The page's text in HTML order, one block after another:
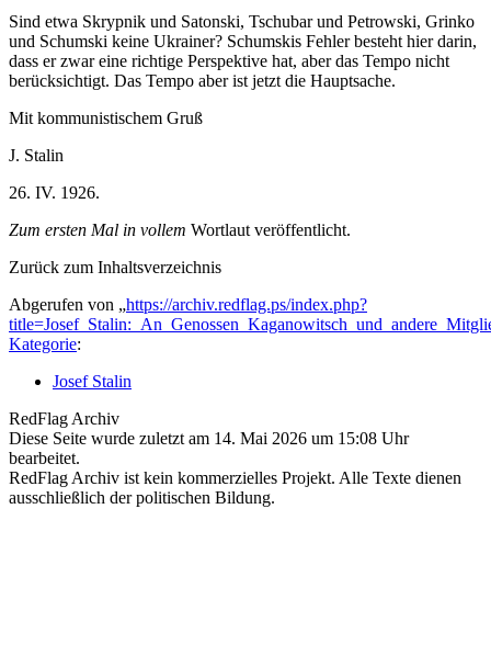
Sind etwa Skrypnik und Satonski, Tschubar und Petrowski, Grinko
und Schumski keine Ukrainer? Schumskis Fehler besteht hier darin,
dass er zwar eine richtige Perspektive hat, aber das Tempo nicht
berücksichtigt. Das Tempo aber ist jetzt die Hauptsache.
Mit kommunistischem Gruß
J. Stalin
26. IV. 1926.
Zum ersten Mal in vollem Wortlaut veröffentlicht.
Zurück zum Inhaltsverzeichnis
Abgerufen von „https://archiv.redflag.ps/index.php?
Kategorie:
Josef Stalin
RedFlag Archiv
Diese Seite wurde zuletzt am 14. Mai 2026 um 15:08 Uhr
bearbeitet.
RedFlag Archiv ist kein kommerzielles Projekt. Alle Texte dienen
ausschließlich der politischen Bildung.